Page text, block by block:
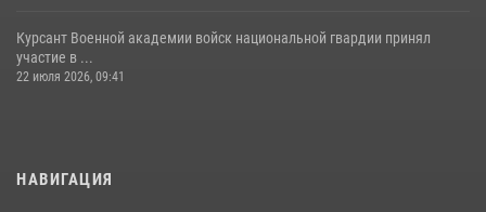
Курсант Военной академии войск национальной гвардии принял
участие в ...
22 июля 2026, 09:41
НАВИГАЦИЯ